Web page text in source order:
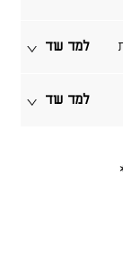
למד עוד
למד עוד